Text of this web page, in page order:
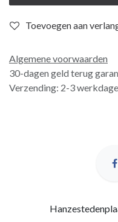
Toevoegen aan
Algemene voorwaarden
30-dagen geld terug
Verzending: 2-3